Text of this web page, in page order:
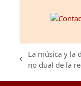
previous
La música y la
no dual de la